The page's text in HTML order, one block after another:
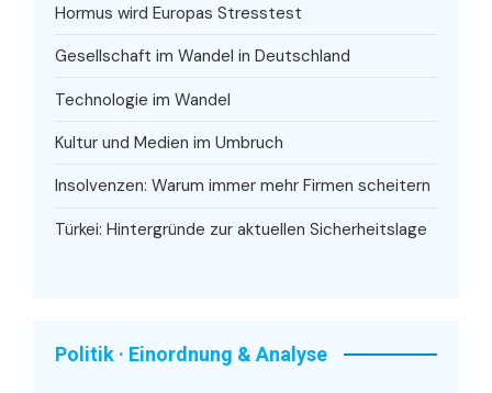
Hormus wird Europas Stresstest
Gesellschaft im Wandel in Deutschland
Technologie im Wandel
Kultur und Medien im Umbruch
Insolvenzen: Warum immer mehr Firmen scheitern
Türkei: Hintergründe zur aktuellen Sicherheitslage
Politik · Einordnung & Analyse